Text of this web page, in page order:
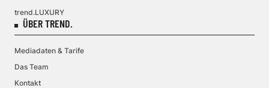
trend.LUXURY
ÜBER TREND.
Mediadaten & Tarife
Das Team
Kontakt